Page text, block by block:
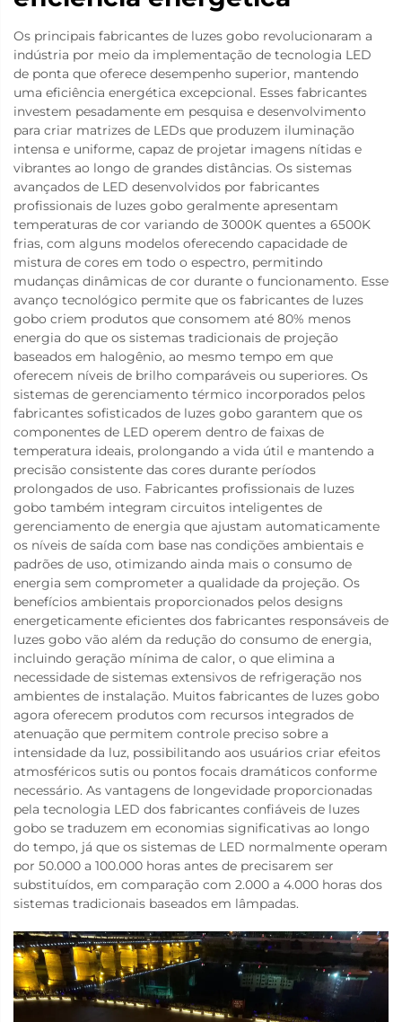
Os principais fabricantes de luzes gobo revolucionaram a
indústria por meio da implementação de tecnologia LED
de ponta que oferece desempenho superior, mantendo
uma eficiência energética excepcional. Esses fabricantes
investem pesadamente em pesquisa e desenvolvimento
para criar matrizes de LEDs que produzem iluminação
intensa e uniforme, capaz de projetar imagens nítidas e
vibrantes ao longo de grandes distâncias. Os sistemas
avançados de LED desenvolvidos por fabricantes
profissionais de luzes gobo geralmente apresentam
temperaturas de cor variando de 3000K quentes a 6500K
frias, com alguns modelos oferecendo capacidade de
mistura de cores em todo o espectro, permitindo
mudanças dinâmicas de cor durante o funcionamento. Esse
avanço tecnológico permite que os fabricantes de luzes
gobo criem produtos que consomem até 80% menos
energia do que os sistemas tradicionais de projeção
baseados em halogênio, ao mesmo tempo em que
oferecem níveis de brilho comparáveis ou superiores. Os
sistemas de gerenciamento térmico incorporados pelos
fabricantes sofisticados de luzes gobo garantem que os
componentes de LED operem dentro de faixas de
temperatura ideais, prolongando a vida útil e mantendo a
precisão consistente das cores durante períodos
prolongados de uso. Fabricantes profissionais de luzes
gobo também integram circuitos inteligentes de
gerenciamento de energia que ajustam automaticamente
os níveis de saída com base nas condições ambientais e
padrões de uso, otimizando ainda mais o consumo de
energia sem comprometer a qualidade da projeção. Os
benefícios ambientais proporcionados pelos designs
energeticamente eficientes dos fabricantes responsáveis de
luzes gobo vão além da redução do consumo de energia,
incluindo geração mínima de calor, o que elimina a
necessidade de sistemas extensivos de refrigeração nos
ambientes de instalação. Muitos fabricantes de luzes gobo
agora oferecem produtos com recursos integrados de
atenuação que permitem controle preciso sobre a
intensidade da luz, possibilitando aos usuários criar efeitos
atmosféricos sutis ou pontos focais dramáticos conforme
necessário. As vantagens de longevidade proporcionadas
pela tecnologia LED dos fabricantes confiáveis de luzes
gobo se traduzem em economias significativas ao longo
do tempo, já que os sistemas de LED normalmente operam
por 50.000 a 100.000 horas antes de precisarem ser
substituídos, em comparação com 2.000 a 4.000 horas dos
sistemas tradicionais baseados em lâmpadas.